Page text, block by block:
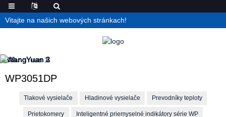
Vitajte na našich webových stránkach!
WP3051DP
Tlakové vysielače Hladinové vysielače Prevodníky teploty
Prietokomery Inteligentné priemyselné indikátory série WP